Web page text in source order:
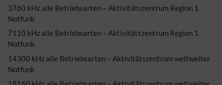
3760 kHz alle Betriebsarten – Aktivitätszentrum Region 1
Notfunk
7110 kHz alle Betriebsarten – Aktivitätszentrum Region 1
Notfunk
14300 kHz alle Betriebsarten – Aktivitätszentrum weltweiter
Notfunk